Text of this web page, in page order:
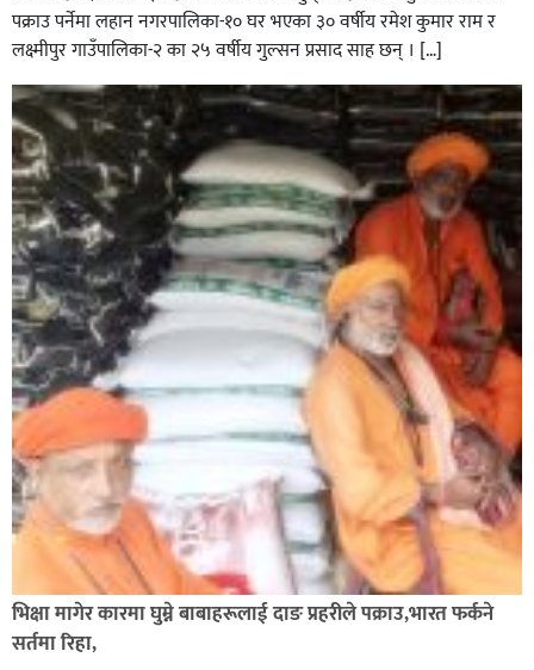
पक्राउ पर्नेमा लहान नगरपालिका-१० घर भएका ३० वर्षीय रमेश कुमार राम र
लक्ष्मीपुर गाउँपालिका-२ का २५ वर्षीय गुल्सन प्रसाद साह छन् । […]
भिक्षा मागेर कारमा घुम्ने बाबाहरूलाई दाङ प्रहरीले पक्राउ,भारत फर्कने
सर्तमा रिहा,